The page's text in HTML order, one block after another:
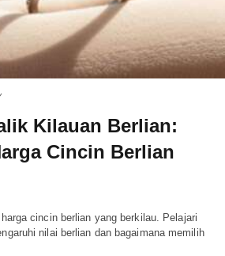
Kilauan Berlian:
Cincin Berlian
cincin berlian yang berkilau. Pelajari
nilai berlian dan bagaimana memilih